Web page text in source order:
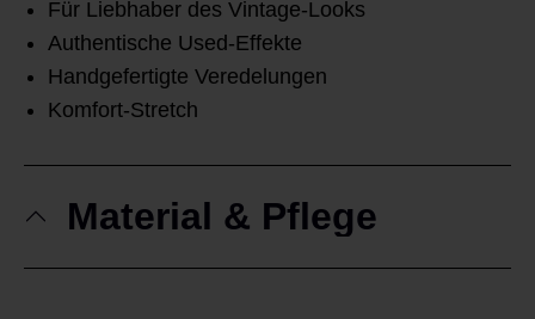
Für Liebhaber des Vintage-Looks
Authentische Used-Effekte
Handgefertigte Veredelungen
Komfort-Stretch
Material & Pflege